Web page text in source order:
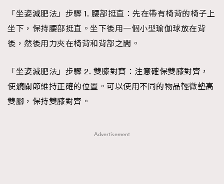
「坐姿減肥法」步驟 1. 腰部挺直： 先在帶有椅背的椅子上
坐下，保持腰部挺直。坐下後用一個小型瑜伽球放在背
後，然後用力夾在椅背和背部之間。
「坐姿減肥法」步驟 2. 雙膝對齊： 注意確保雙膝對齊，
使髖關節維持正確的位置。可以使用不同的物品輕微墊高
雙腳，保持雙膝對齊。
Advertisement